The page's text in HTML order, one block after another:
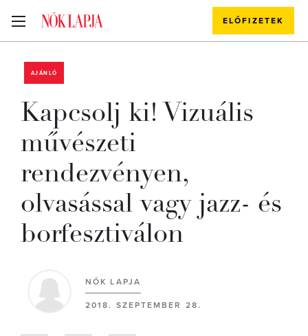
ELŐFIZETEK
AJÁNLÓ
Kapcsolj ki! Vizuális
művészeti
rendezvényen,
olvasással vagy jazz- és
borfesztiválon
NŐK LAPJA
2018. SZEPTEMBER 28.